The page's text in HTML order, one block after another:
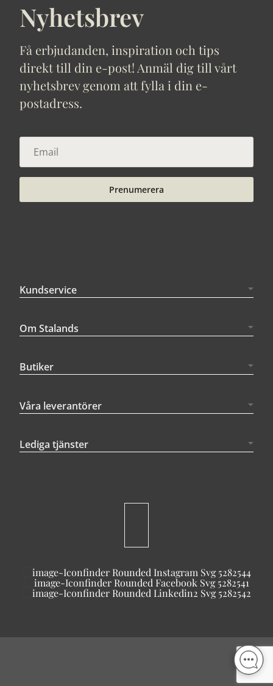
Nyhetsbrev
Få erbjudanden, inspiration och tips
direkt till din e-post! Anmäl dig till vårt
nyhetsbrev genom att fylla i din e-
postadress.
Prenumerera
Kundservice
Om Stalands
Butiker
Våra leverantörer
Lediga tjänster